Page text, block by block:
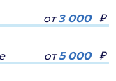
от3 000 ₽
от5 000 ₽